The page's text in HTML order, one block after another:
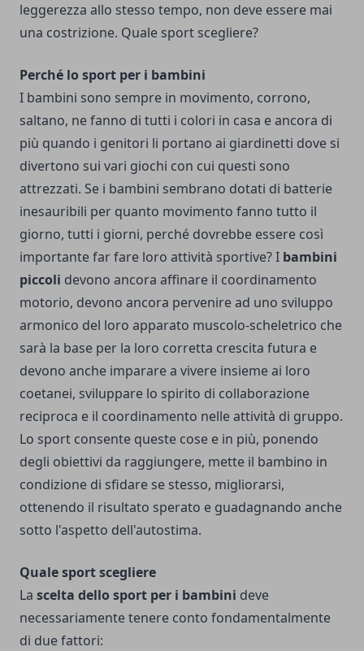
leggerezza allo stesso tempo, non deve essere mai
una costrizione. Quale sport scegliere?
Perché lo sport per i bambini
I bambini sono sempre in movimento, corrono,
saltano, ne fanno di tutti i colori in casa e ancora di
più quando i genitori li portano ai giardinetti dove si
divertono sui vari giochi con cui questi sono
attrezzati. Se i bambini sembrano dotati di batterie
inesauribili per quanto movimento fanno tutto il
giorno, tutti i giorni, perché dovrebbe essere così
importante far fare loro attività sportive? I bambini
piccoli devono ancora affinare il coordinamento
motorio, devono ancora pervenire ad uno sviluppo
armonico del loro apparato muscolo-scheletrico che
sarà la base per la loro corretta crescita futura e
devono anche imparare a vivere insieme ai loro
coetanei, sviluppare lo spirito di collaborazione
reciproca e il coordinamento nelle attività di gruppo.
Lo sport consente queste cose e in più, ponendo
degli obiettivi da raggiungere, mette il bambino in
condizione di sfidare se stesso, migliorarsi,
ottenendo il risultato sperato e guadagnando anche
sotto l'aspetto dell'autostima.
Quale sport scegliere
La scelta dello sport per i bambini deve
necessariamente tenere conto fondamentalmente
di due fattori: